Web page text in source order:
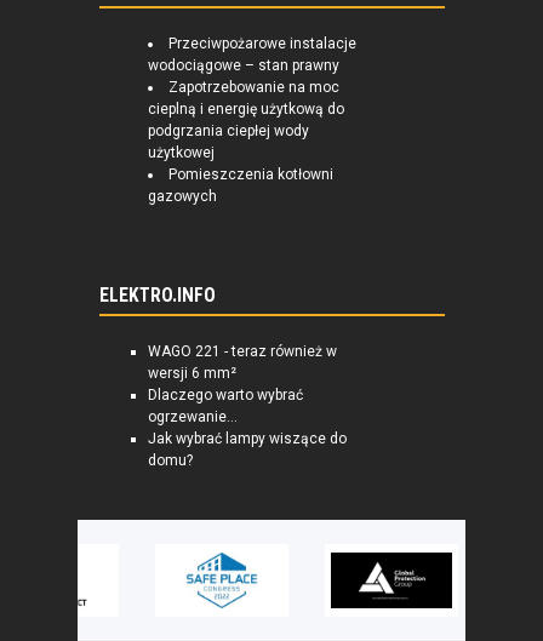
Przeciwpożarowe instalacje
wodociągowe – stan prawny
Zapotrzebowanie na moc
cieplną i energię użytkową do
podgrzania ciepłej wody
użytkowej
Pomieszczenia kotłowni
gazowych
ELEKTRO.INFO
WAGO 221 - teraz również w
wersji 6 mm²
Dlaczego warto wybrać
ogrzewanie...
Jak wybrać lampy wiszące do
domu?